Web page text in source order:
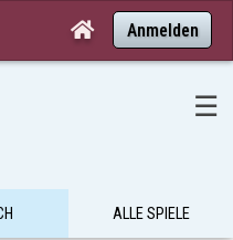
 Anmelden
☰
ALLE SPIELE